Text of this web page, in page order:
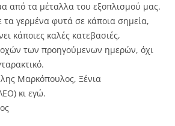
από τα μέταλλα του εξοπλισμού μας.
τα γερμένα φυτά σε κάποια σημεία,
κάποιες καλές κατεβασιές,
των προηγούμενων ημερών, όχι
Μαρκόπουλος, Ξένια
κι εγώ.